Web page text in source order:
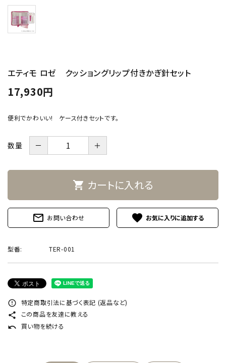
プライバシーポリシー
特定商取引法について
エティモ ロゼ クッショングリップ付きかぎ針セット
17,930円
便利でかわいい! ケース付きセットです。
数量 － ＋
shopping_cart カートに入れる
mail_outline お問い合わせ favorite
型番: TER-001
error_outline 特定商取引法に基づく表記 (返品など)
share この商品を友達に教える
undo 買い物を続ける